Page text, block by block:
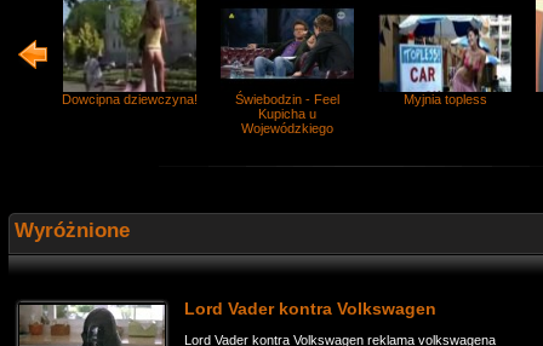
Dowcipna dziewczyna!
Świebodzin - Feel
Kupicha u
Wojewódzkiego
Myjnia topless
Wyróżnione
Lord Vader kontra Volkswagen
Lord Vader kontra Volkswagen reklama volkswagena